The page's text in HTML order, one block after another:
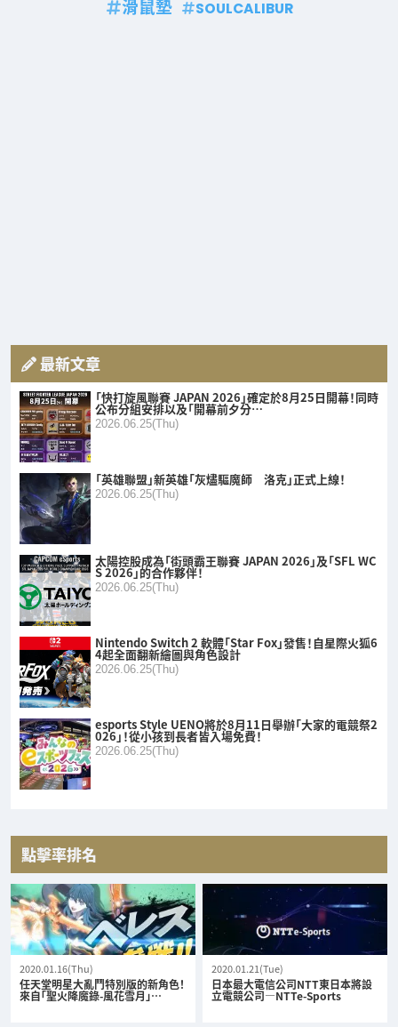
滑鼠墊 SOULCALIBUR
最新文章
「快打旋風聯賽 JAPAN 2026」確定於8月25日開幕！同時
公布分組安排以及「開幕前夕分…
2026.06.25(Thu)
「英雄聯盟」新英雄「灰燼驅魔師 洛克」正式上線！
2026.06.25(Thu)
太陽控股成為「街頭霸王聯賽 JAPAN 2026」及「SFL WC
S 2026」的合作夥伴！
2026.06.25(Thu)
Nintendo Switch 2 軟體「Star Fox」發售！自星際火狐6
4起全面翻新繪圖與角色設計
2026.06.25(Thu)
esports Style UENO將於8月11日舉辦「大家的電競祭2
026」！從小孩到長者皆入場免費！
2026.06.25(Thu)
點擊率排名
2020.01.16(Thu)
任天堂明星大亂鬥特別版的新角色！
來自「聖火降魔錄-風花雪月」…
2020.01.21(Tue)
日本最大電信公司NTT東日本將設
立電競公司—NTTe-Sports